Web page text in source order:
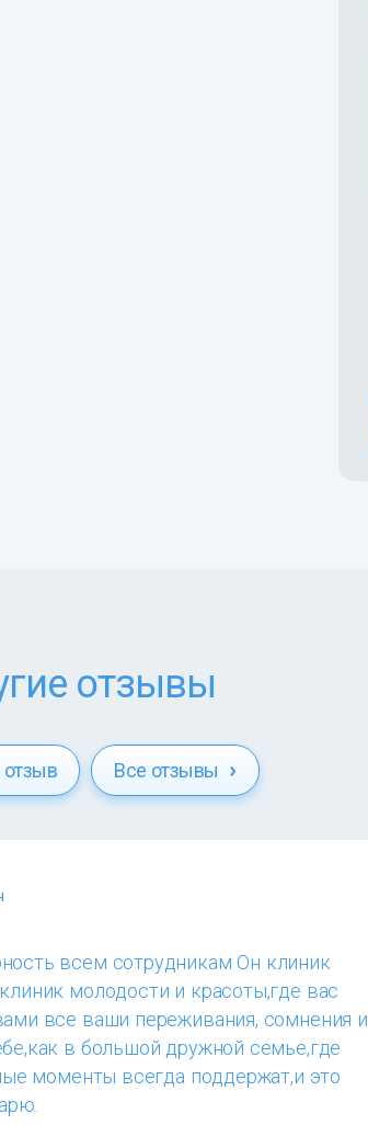
отзывы
отзыв Все отзывы
всем сотрудникам Он клиник
молодости и красоты,где вас
все ваши переживания, сомнения и
в большой дружной семье,где
моменты всегда поддержат,и это